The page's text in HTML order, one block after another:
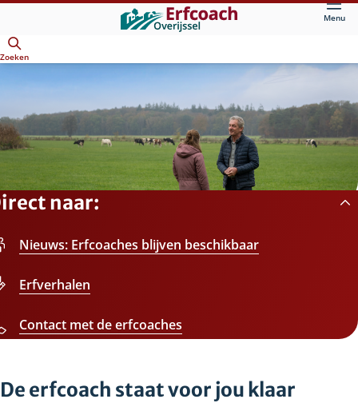
hoofdinhoud
Menu
Zoeken
Erfcoach
Overijssel
naar:
Nieuws: Erfcoaches blijven beschikbaar
Erfverhalen
Contact met de erfcoaches
De erfcoach staat voor jou klaar